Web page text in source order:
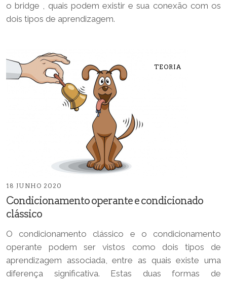
o bridge , quais podem existir e sua conexão com os
dois tipos de aprendizagem.
TEORIA
18 JUNHO 2020
Condicionamento operante e condicionado
clássico
O condicionamento clássico e o condicionamento
operante podem ser vistos como dois tipos de
aprendizagem associada, entre as quais existe uma
diferença significativa. Estas duas formas de